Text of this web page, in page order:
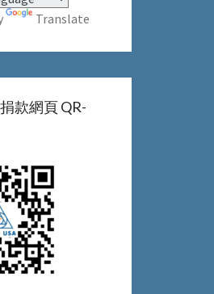
Translate
款網頁 QR-